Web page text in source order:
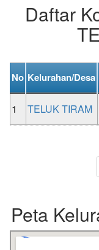
Daftar
No Kelurahan/Desa
1 TELUK TIRAM
Peta